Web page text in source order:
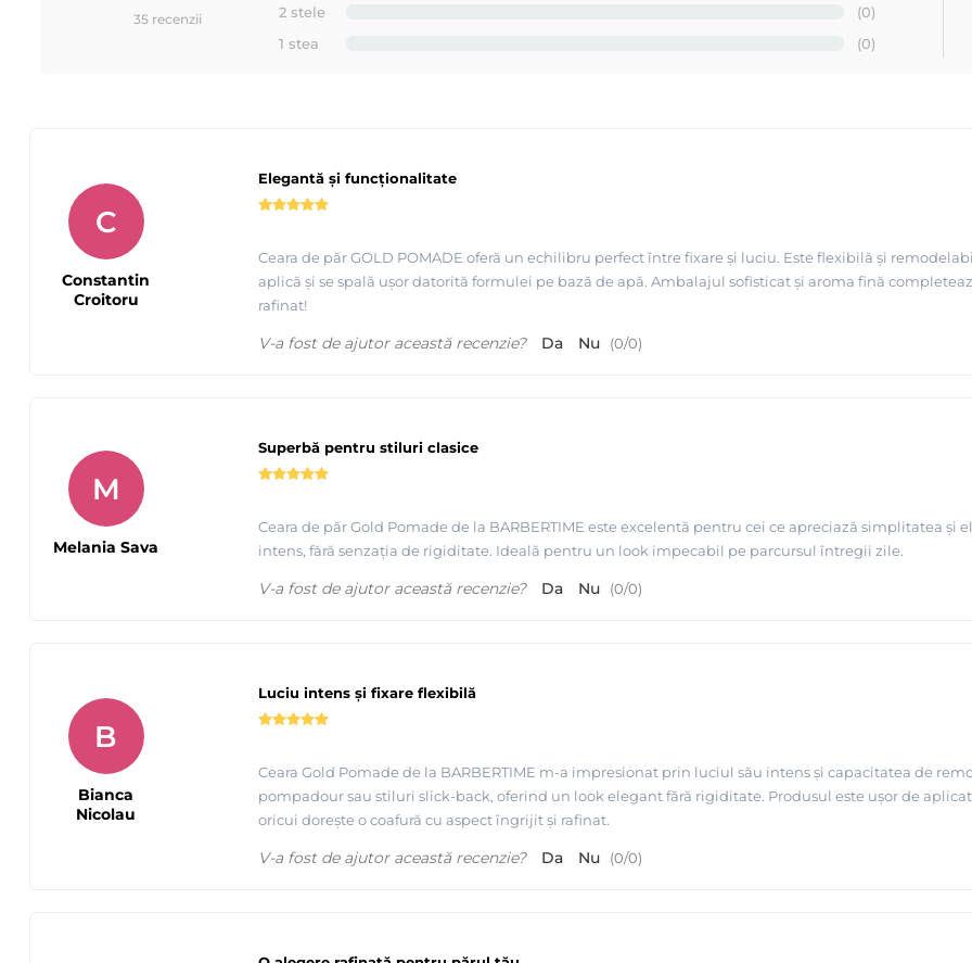
35 recenzii
2 stele
(0)
1 stea
(0)
Elegantă și funcționalitate
Ceara de păr GOLD POMADE oferă un echilibru perfect între fixare și luciu. Este flexibilă și
aplică și se spală ușor datorită formulei pe bază de apă. Ambalajul sofisticat și aroma fină
rafinat!
C
Constantin
Croitoru
V-a fost de ajutor această recenzie? Da Nu (0/0)
Superbă pentru stiluri clasice
Ceara de păr Gold Pomade de la BARBERTIME este excelentă pentru cei ce apreciază simplitatea și
intens, fără senzația de rigiditate. Ideală pentru un look impecabil pe parcursul întregii zile.
M
Melania Sava
V-a fost de ajutor această recenzie? Da Nu (0/0)
Luciu intens și fixare flexibilă
Ceara Gold Pomade de la BARBERTIME m-a impresionat prin luciul său intens și capacitatea de
pompadour sau stiluri slick-back, oferind un look elegant fără rigiditate. Produsul este ușor de
oricui dorește o coafură cu aspect îngrijit și rafinat.
B
Bianca
Nicolau
V-a fost de ajutor această recenzie? Da Nu (0/0)